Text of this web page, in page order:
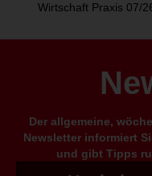
Wirtschaft Praxis 07/
Der allgemeine,
Newsletter informiert
und gibt Tipps